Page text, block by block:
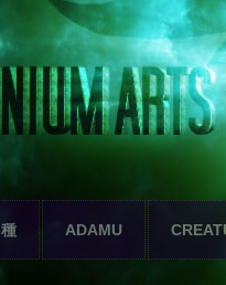
種 ADAMU